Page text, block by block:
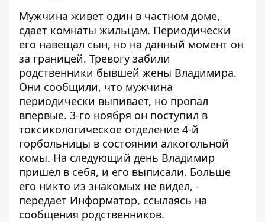
Мужчина живет один в частном доме,
сдает комнаты жильцам. Периодически
его навещал сын, но на данный момент он
за границей. Тревогу забили
родственники бывшей жены Владимира.
Они сообщили, что мужчина
периодически выпивает, но пропал
впервые. 3-го ноября он поступил в
токсикологическое отделение 4-й
горбольницы в состоянии алкогольной
комы. На следующий день Владимир
пришел в себя, и его выписали. Больше
его никто из знакомых не видел, -
передает Информатор, ссылаясь на
сообщения родственников.